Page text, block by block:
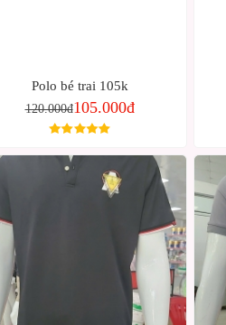
Polo bé trai 105k
120.000đ105.000đ